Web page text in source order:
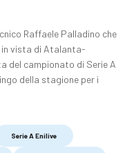
Raffaele Palladino che
vista di Atalanta-
del campionato di Serie A
della stagione per i
Serie A Enilive